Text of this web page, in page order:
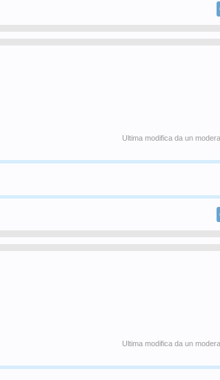
Ultima modifica da un
Ultima modifica da un